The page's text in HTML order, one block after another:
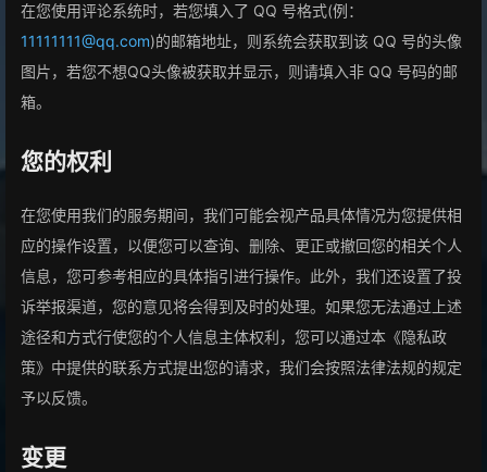
在您使用评论系统时，若您填入了 QQ 号格式(例：
11111111@qq.com)的邮箱地址，则系统会获取到该 QQ 号的头像
图片，若您不想QQ头像被获取并显示，则请填入非 QQ 号码的邮
箱。
您的权利
在您使用我们的服务期间，我们可能会视产品具体情况为您提供相
应的操作设置，以便您可以查询、删除、更正或撤回您的相关个人
信息，您可参考相应的具体指引进行操作。此外，我们还设置了投
诉举报渠道，您的意见将会得到及时的处理。如果您无法通过上述
途径和方式行使您的个人信息主体权利，您可以通过本《隐私政
策》中提供的联系方式提出您的请求，我们会按照法律法规的规定
予以反馈。
变更